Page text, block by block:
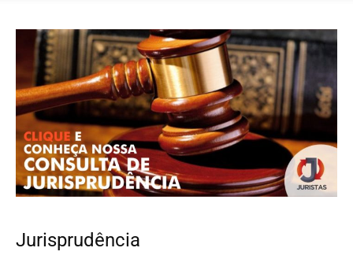
Jurisprudência